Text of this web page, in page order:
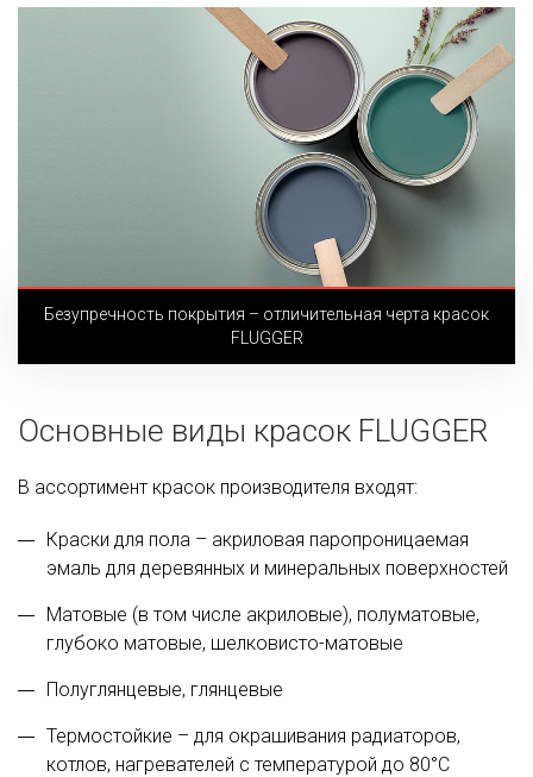
Безупречность покрытия – отличительная черта красок
FLUGGER
Основные виды красок FLUGGER
В ассортимент красок производителя входят:
Краски для пола – акриловая паропроницаемая
эмаль для деревянных и минеральных поверхностей
Матовые (в том числе акриловые), полуматовые,
глубоко матовые, шелковисто-матовые
Полуглянцевые, глянцевые
Термостойкие – для окрашивания радиаторов,
котлов, нагревателей с температурой до 80°С